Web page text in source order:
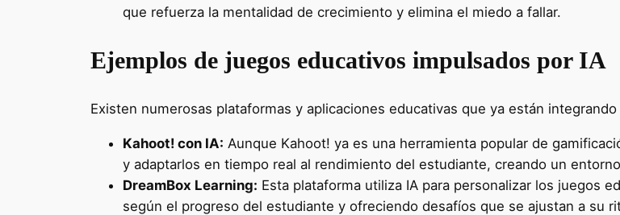
que refuerza la mentalidad de crecimiento y elimina el miedo a fallar.
Ejemplos de juegos educativos impulsados por IA
Existen numerosas plataformas y aplicaciones educativas que ya están
Kahoot! con IA: Aunque Kahoot! ya es una herramienta popular de
y adaptarlos en tiempo real al rendimiento del estudiante, creando un
DreamBox Learning: Esta plataforma utiliza IA para personalizar los juegos
según el progreso del estudiante y ofreciendo desafíos que se ajustan a su